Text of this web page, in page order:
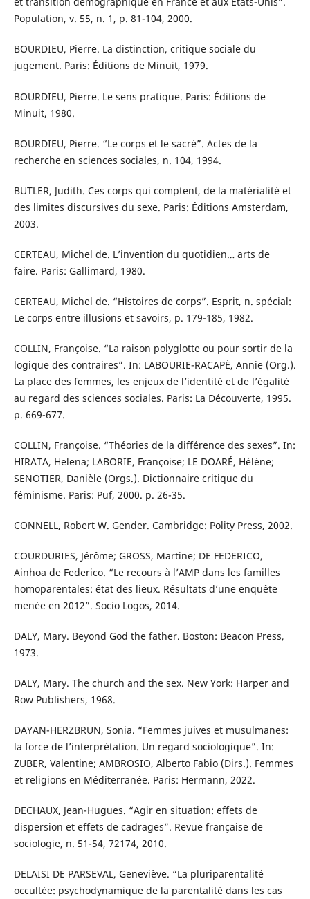
Population, v. 55, n. 1, p. 81-104, 2000.
BOURDIEU, Pierre. La distinction, critique sociale du
jugement. Paris: Éditions de Minuit, 1979.
BOURDIEU, Pierre. Le sens pratique. Paris: Éditions de
Minuit, 1980.
BOURDIEU, Pierre. “Le corps et le sacré”. Actes de la
recherche en sciences sociales, n. 104, 1994.
BUTLER, Judith. Ces corps qui comptent, de la matérialité et
des limites discursives du sexe. Paris: Éditions Amsterdam,
2003.
CERTEAU, Michel de. L’invention du quotidien… arts de
faire. Paris: Gallimard, 1980.
CERTEAU, Michel de. “Histoires de corps”. Esprit, n. spécial:
Le corps entre illusions et savoirs, p. 179-185, 1982.
COLLIN, Françoise. “La raison polyglotte ou pour sortir de la
logique des contraires”. In: LABOURIE-RACAPÉ, Annie (Org.).
La place des femmes, les enjeux de l’identité et de l’égalité
au regard des sciences sociales. Paris: La Découverte, 1995.
p. 669-677.
COLLIN, Françoise. “Théories de la différence des sexes”. In:
HIRATA, Helena; LABORIE, Françoise; LE DOARÉ, Hélène;
SENOTIER, Danièle (Orgs.). Dictionnaire critique du
féminisme. Paris: Puf, 2000. p. 26-35.
CONNELL, Robert W. Gender. Cambridge: Polity Press, 2002.
COURDURIES, Jérôme; GROSS, Martine; DE FEDERICO,
Ainhoa de Federico. “Le recours à l’AMP dans les familles
homoparentales: état des lieux. Résultats d’une enquête
menée en 2012”. Socio Logos, 2014.
DALY, Mary. Beyond God the father. Boston: Beacon Press,
1973.
DALY, Mary. The church and the sex. New York: Harper and
Row Publishers, 1968.
DAYAN-HERZBRUN, Sonia. “Femmes juives et musulmanes:
la force de l’interprétation. Un regard sociologique”. In:
ZUBER, Valentine; AMBROSIO, Alberto Fabio (Dirs.). Femmes
et religions en Méditerranée. Paris: Hermann, 2022.
DECHAUX, Jean-Hugues. “Agir en situation: effets de
dispersion et effets de cadrages”. Revue française de
sociologie, n. 51-54, 72174, 2010.
DELAISI DE PARSEVAL, Geneviève. “La pluriparentalité
occultée: psychodynamique de la parentalité dans les cas